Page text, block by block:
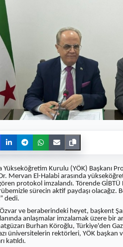
Kurulu (YÖK) Başkanı
Mervan El-Halabi arasında
protokol imzalandı. Törende
sürecin aktif paydaşı olacağız.
dedi.
Özvar ve beraberindeki heyet, başkent
anlaşmalar imzalamak üzere bir
Burhan Köroğlu, Türkiye'den
üniversitelerin rektörleri, YÖK başkan
katıldı.